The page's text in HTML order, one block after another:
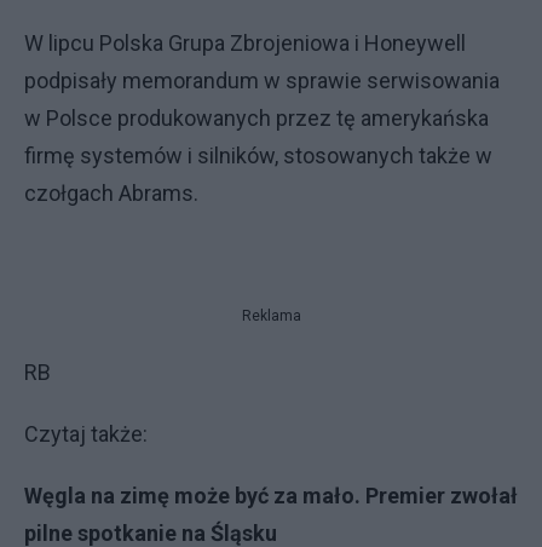
W lipcu Polska Grupa Zbrojeniowa i Honeywell
podpisały memorandum w sprawie serwisowania
w Polsce produkowanych przez tę amerykańska
firmę systemów i silników, stosowanych także w
czołgach Abrams.
Reklama
RB
Czytaj także:
Węgla na zimę może być za mało. Premier zwołał
pilne spotkanie na Śląsku